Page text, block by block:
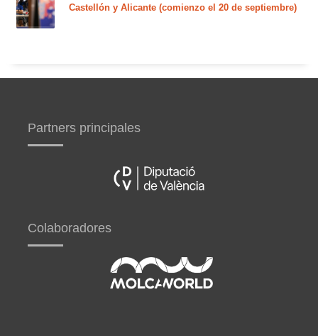
Castellón y Alicante (comienzo el 20 de septiembre)
Partners principales
Colaboradores